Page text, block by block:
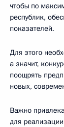
чтобы по
республик,
показателей.
Для этого
а значит,
поощрять
новых,
Важно
для